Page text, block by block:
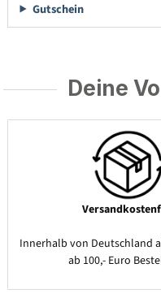
Gutschein
Deine
Innerhalb von Deutschland
ab 100,- Euro